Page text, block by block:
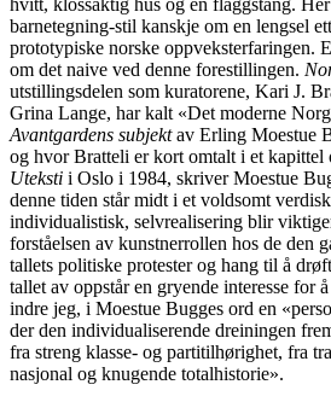
barnetegning-stil kanskje om en lengsel
prototypiske norske oppveksterfaringen.
om det naive ved denne forestillingen.
utstillingsdelen som kuratorene, Kari J.
Grina Lange, har kalt «Det moderne
Avantgardens subjektav Erling Moestue
og hvor Bratteli er kort omtalt i et kapittel
Uteksti i Oslo i 1984, skriver Moestue
denne tiden står midt i et voldsomt
individualistisk, selvrealisering blir
forståelsen av kunstnerrollen hos de den
tallets politiske protester og hang til å
tallet av oppstår en gryende interesse for
indre jeg, i Moestue Bugges ord en
der den individualiserende dreiningen
fra streng klasse- og partitilhørighet, fra
nasjonal og knugende totalhistorie».